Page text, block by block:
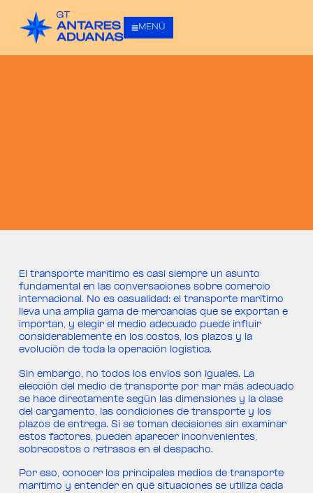
MENÚ
El transporte marítimo es casi siempre un asunto
fundamental en las conversaciones sobre comercio
internacional. No es casualidad: el transporte marítimo
lleva una amplia gama de mercancías que se exportan e
importan, y elegir el medio adecuado puede influir
considerablemente en los costos, los plazos y la
evolución de toda la operación logística.
Sin embargo, no todos los envíos son iguales. La
elección del medio de transporte por mar más adecuado
se hace directamente según las dimensiones y la clase
del cargamento, las condiciones de transporte y los
plazos de entrega. Si se toman decisiones sin examinar
estos factores, pueden aparecer inconvenientes,
sobrecostos o retrasos en el despacho.
Por eso, conocer los principales medios de transporte
marítimo y entender en qué situaciones se utiliza cada